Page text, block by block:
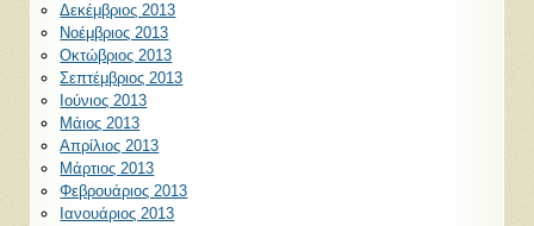
Δεκέμβριος 2013
Νοέμβριος 2013
Οκτώβριος 2013
Σεπτέμβριος 2013
Ιούνιος 2013
Μάιος 2013
Απρίλιος 2013
Μάρτιος 2013
Φεβρουάριος 2013
Ιανουάριος 2013